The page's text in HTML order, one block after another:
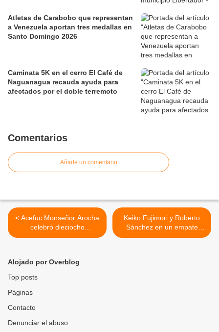
Atletas de Carabobo que representan
a Venezuela aportan tres medallas en
Santo Domingo 2026
Caminata 5K en el cerro El Café de
Naguanagua recauda ayuda para
afectados por el doble terremoto
Comentarios
Añade un comentario
< Acefuc Monseñor Arocha
celebró dieciocho
aniversario con encuentros
Keiko Fujimori y Roberto
Sánchez en un empate
técnico en balotaje
Alojado por Overblog
Top posts
Páginas
Contacto
Denunciar el abuso